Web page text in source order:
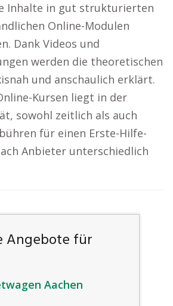
Inhalte in gut strukturierten
Online-Modulen
Dank Videos und
werden die theoretischen
und anschaulich erklärt.
Kursen liegt in der
sowohl zeitlich als auch
für einen Erste-Hilfe-
Anbieter unterschiedlich
Angebote für
Aachen